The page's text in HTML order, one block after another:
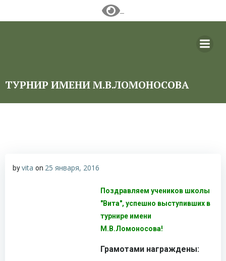
ТУРНИР ИМЕНИ М.В.ЛОМОНОСОВА
byvita on 25 января, 2016
Поздравляем учеников школы
"Вита", успешно выступивших в
турнире имени
М.В.Ломоносова!
Грамотами награждены: